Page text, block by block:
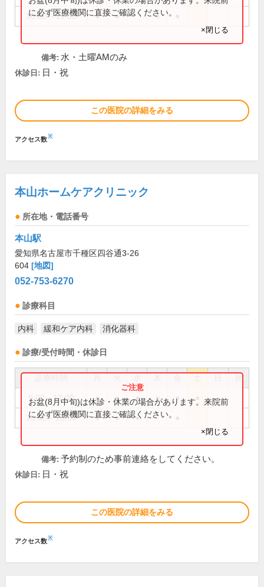
16:00～19:00 ● ● ●
に必ず医療機関に直接ご確認ください。
×閉じる
備考: 水・土曜AMのみ
休診日: 日・祝
この医院の詳細をみる
アクセス数※
本山ホームケアクリニック
所在地・電話番号
本山駅
愛知県名古屋市千種区四谷通3-26
604 [地図]
052-753-6270
診療科目
内科 緩和ケア内科 消化器科
診療/受付時間・休診日
祝
9:00～12:00 ● ● ● ● ●
16:00～18:00 ● ● ●
お盆(8月中旬)は休診・休業の場合があります。来院前
に必ず医療機関に直接ご確認ください。
×閉じる
備考: 予約制のため事前連絡をしてください。
休診日: 日・祝
この医院の詳細をみる
アクセス数※